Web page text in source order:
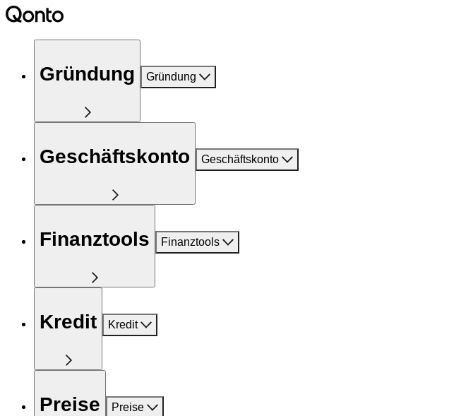
Gründung Gründung
Geschäftskonto Geschäftskonto
Finanztools Finanztools
Kredit Kredit
Preise Preise